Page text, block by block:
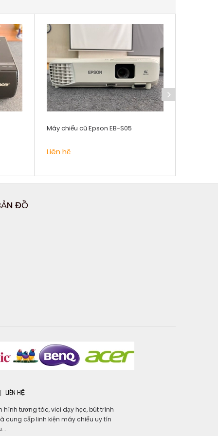
Máy chiếu cũ Epson EB-S05
Liên hệ
ĐỒ
LIÊN HỆ
tương tác, vici dạy học, bút trình
cung cấp linh kiện máy chiếu uy tín